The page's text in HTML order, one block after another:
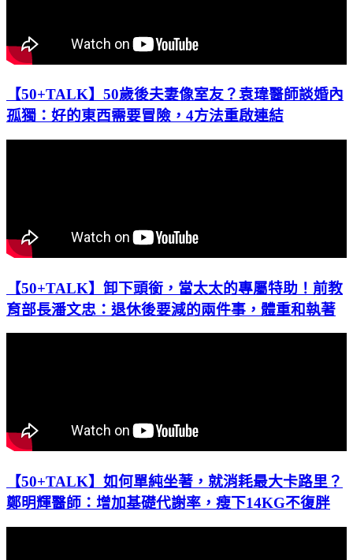
【50+TALK】50歲後夫妻像室友？袁瑋醫師談婚內
孤獨：好的東西需要冒險，4方法重啟連結
【50+TALK】卸下頭銜，當太太的專屬特助！前教
育部長潘文忠：退休後要減的兩件事，體重和執著
【50+TALK】如何單純坐著，就消耗最大卡路里？
鄭明輝醫師：增加基礎代謝率，瘦下14KG不復胖